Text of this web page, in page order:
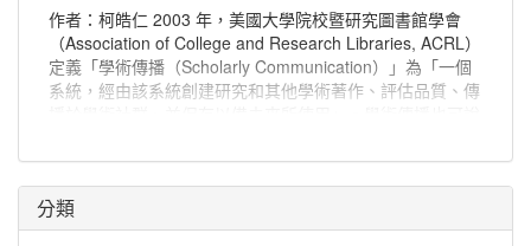
作者：柯皓仁 2003 年，美國大學院校暨研究圖書館學會
（Association of College and Research Libraries, ACRL）
定義「學術傳播（Scholarly Communication）」為「一個
系統，經由該系統創建研究和其他學術著作、評估品質、傳
或更多人能取得的程序。
分類